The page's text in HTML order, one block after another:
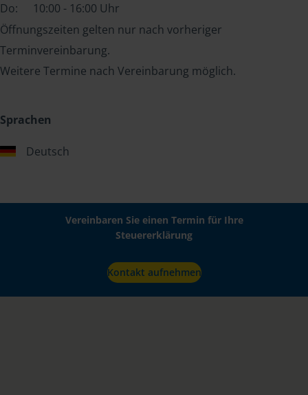
Do:
10:00 - 16:00 Uhr
Öffnungszeiten gelten nur nach vorheriger
Terminvereinbarung.
Weitere Termine nach Vereinbarung möglich.
Sprachen
Deutsch
Vereinbaren Sie einen Termin für Ihre
Steuererklärung
Kontakt aufnehmen